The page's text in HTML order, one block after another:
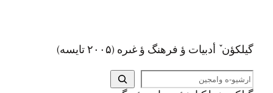
گيلکؤن ٚ أدبیات ؤ فرهنگ ؤ غىره (۲۰۰۵ تايسه)
ج
س